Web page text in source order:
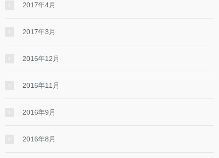
2017年4月
2017年3月
2016年12月
2016年11月
2016年9月
2016年8月